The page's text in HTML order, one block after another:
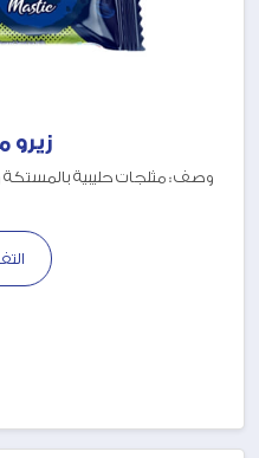
وصف : مثلجات حليبية بالمستكة